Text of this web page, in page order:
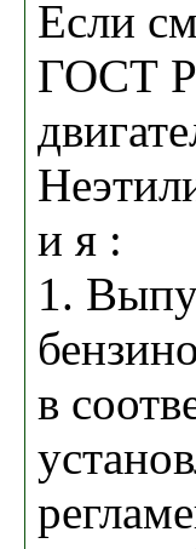
Если
ГОСТ Р
и я :
1.
в